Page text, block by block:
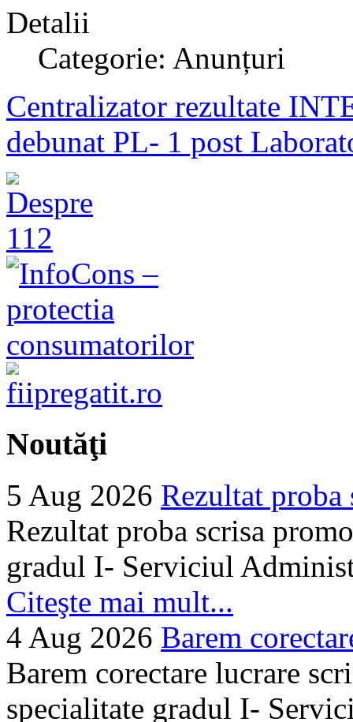
Detalii
Categorie: Anunțuri
Centralizator rezultate
debunat PL- 1 post
Noutăţi
5 Aug 2026 Rezultat proba
Rezultat proba scrisa
gradul I- Serviciul
Citeşte mai mult...
4 Aug 2026 Barem
Barem corectare lucrare
specialitate gradul I-